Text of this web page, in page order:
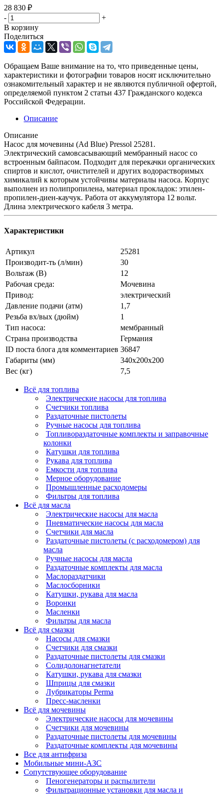
28 830 ₽
-
+
В корзину
Поделиться
Обращаем Ваше внимание на то, что приведенные цены,
характеристики и фотографии товаров носят исключительно
ознакомительный характер и не являются публичной офертой,
определяемой пунктом 2 статьи 437 Гражданского кодекса
Российской Федерации.
Описание
Описание
Насос для мочевины (Ad Blue) Pressol 25281.
Электрический самовсасывающий мембранный насос со
встроенным байпасом. Подходит для перекачки органических
спиртов и кислот, очистителей и других водорастворимых
химикалий к которым устойчивы материалы насоса. Корпус
выполнен из полипропилена, материал прокладок: этилен-
пропилен-диен-каучук. Работа от аккумулятора 12 вольт.
Длина электрического кабеля 3 метра.
Характеристики
Артикул
25281
Производит-ть (л/мин)
30
Вольтаж (В)
12
Рабочая среда:
Мочевина
Привод:
электрический
Давление подачи (атм)
1,7
Резьба вх/вых (дюйм)
1
Тип насоса:
мембранный
Страна производства
Германия
ID поста блога для комментариев 36847
Габариты (мм)
340х200х200
Вес (кг)
7,5
Всё для топлива
Электрические насосы для топлива
Счетчики топлива
Раздаточные пистолеты
Ручные насосы для топлива
Топливораздаточные комплекты и заправочные
колонки
Катушки для топлива
Рукава для топлива
Емкости для топлива
Мерное оборудование
Промышленные расходомеры
Фильтры для топлива
Всё для масла
Электрические насосы для масла
Пневматические насосы для масла
Счетчики для масла
Раздаточные пистолеты (с расходомером) для
масла
Ручные насосы для масла
Раздаточные комплекты для масла
Маслораздатчики
Маслосборники
Катушки, рукава для масла
Воронки
Масленки
Фильтры для масла
Всё для смазки
Насосы для смазки
Счетчики для смазки
Раздаточные пистолеты для смазки
Солидолонагнетатели
Катушки, рукава для смазки
Шприцы для смазки
Лубрикаторы Perma
Пресс-масленки
Всё для мочевины
Электрические насосы для мочевины
Счетчики для мочевины
Раздаточные пистолеты для мочевины
Раздаточные комплекты для мочевины
Все для антифриза
Мобильные мини-АЗС
Сопутствующее оборудование
Пеногенераторы и распылители
Фильтрационные установки для масла и